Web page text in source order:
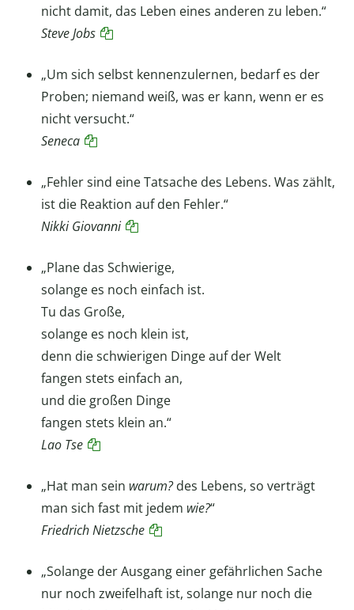
nicht damit, das Leben eines anderen zu leben.“
Steve Jobs
„Um sich selbst kennenzulernen, bedarf es der
Proben; niemand weiß, was er kann, wenn er es
nicht versucht.“
Seneca
„Fehler sind eine Tatsache des Lebens. Was zählt,
ist die Reaktion auf den Fehler.“
Nikki Giovanni
„Plane das Schwierige,
solange es noch einfach ist.
Tu das Große,
solange es noch klein ist,
denn die schwierigen Dinge auf der Welt
fangen stets einfach an,
und die großen Dinge
fangen stets klein an.“
Lao Tse
„Hat man sein warum?des Lebens, so verträgt
man sich fast mit jedem wie?“
Friedrich Nietzsche
„Solange der Ausgang einer gefährlichen Sache
nur noch zweifelhaft ist, solange nur noch die